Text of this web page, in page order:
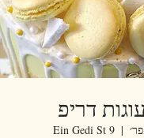
דריפ
  |
Ein Gedi St 9